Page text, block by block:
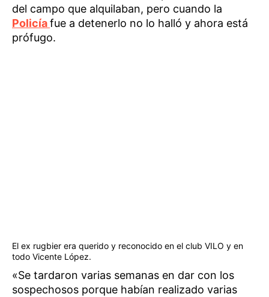
del campo que alquilaban, pero cuando la
Policíafue a detenerlo no lo halló y ahora está
prófugo.
El ex rugbier era querido y reconocido en el club VILO y en
todo Vicente López.
«Se tardaron varias semanas en dar con los
sospechosos porque habían realizado varias